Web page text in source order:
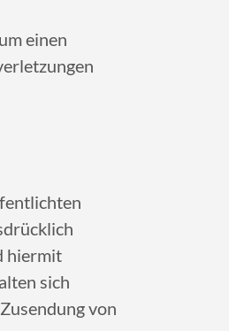
einen
hiermit
sich
von